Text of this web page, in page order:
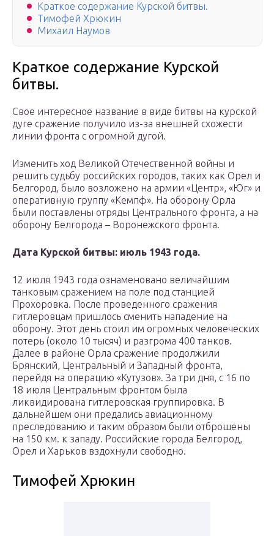
Краткое содержание Курской битвы.
Тимофей Хрюкин
Михаил Наумов
Краткое содержание Курской
битвы.
Свое интересное название в виде битвы на курской
дуге сражение получило из-за внешней схожести
линии фронта с огромной дугой.
Изменить ход Великой Отечественной войны и
решить судьбу российских городов, таких как Орел и
Белгород, было возложено на армии «Центр», «Юг» и
оперативную группу «Кемпф». На оборону Орла
были поставлены отряды Центрального фронта, а на
оборону Белгорода – Воронежского фронта.
Дата Курской битвы: июль 1943 года.
12 июля 1943 года ознаменовано величайшим
танковым сражением на поле под станцией
Прохоровка. После проведенного сражения
гитлеровцам пришлось сменить нападение на
оборону. Этот день стоил им огромных человеческих
потерь (около 10 тысяч) и разгрома 400 танков.
Далее в районе Орла сражение продолжили
Брянский, Центральный и Западный фронта,
перейдя на операцию «Кутузов». За три дня, с 16 по
18 июля Центральным фронтом была
ликвидирована гитлеровская группировка. В
дальнейшем они предались авиационному
преследованию и таким образом были отброшены
на 150 км. к западу. Российские города Белгород,
Орел и Харьков вздохнули свободно.
Тимофей Хрюкин